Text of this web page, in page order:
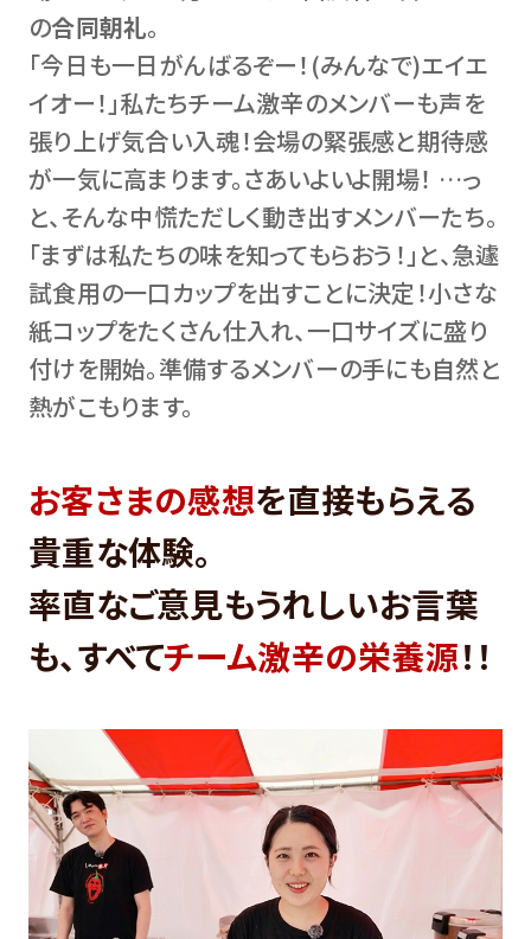
の合同朝礼。
「今日も一日がんばるぞー！(みんなで)エイエ
イオー！」私たちチーム激辛のメンバーも声を
張り上げ気合い入魂！会場の緊張感と期待感
が一気に高まります。さあいよいよ開場！ …っ
と、そんな中慌ただしく動き出すメンバーたち。
「まずは私たちの味を知ってもらおう！」と、急遽
試食用の一口カップを出すことに決定！小さな
紙コップをたくさん仕入れ、一口サイズに盛り
付けを開始。準備するメンバーの手にも自然と
熱がこもります。
お客さまの感想を直接もらえる
貴重な体験。
率直なご意見もうれしいお言葉
も、すべてチーム激辛の栄養源！！